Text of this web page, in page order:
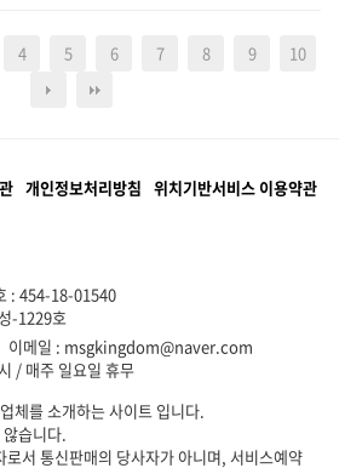
4 5 6 7 8 9 10
개인정보처리방침 위치기반서비스 이용약관
: 454-18-01540
-1229호
이메일 : msgkingdom@naver.com
체를 소개하는 사이트 입니다.
습니다.
서 통신판매의 당사자가 아니며, 서비스예약